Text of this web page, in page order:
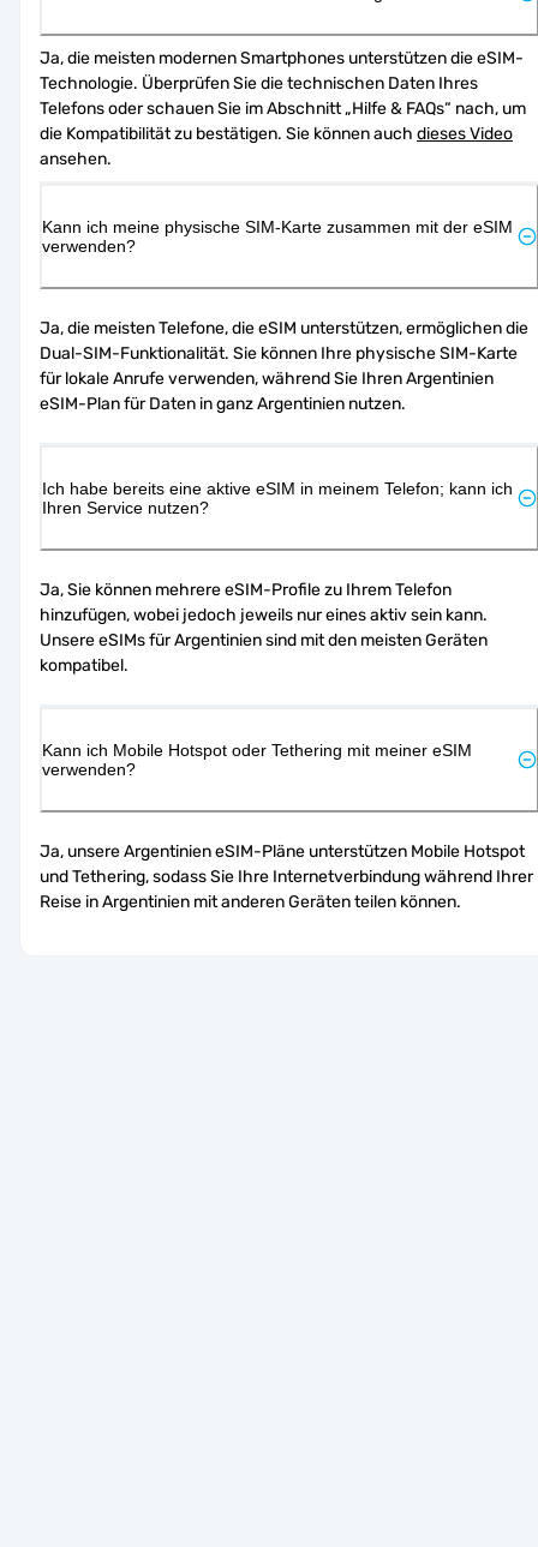
Ja, die meisten modernen Smartphones unterstützen die eSIM-
Technologie. Überprüfen Sie die technischen Daten Ihres
Telefons oder schauen Sie im Abschnitt „Hilfe & FAQs“ nach, um
die Kompatibilität zu bestätigen. Sie können auch dieses Video
ansehen.
Kann ich meine physische SIM-Karte zusammen mit der eSIM
verwenden?
Ja, die meisten Telefone, die eSIM unterstützen, ermöglichen die
Dual-SIM-Funktionalität. Sie können Ihre physische SIM-Karte
für lokale Anrufe verwenden, während Sie Ihren Argentinien
eSIM-Plan für Daten in ganz Argentinien nutzen.
Ich habe bereits eine aktive eSIM in meinem Telefon; kann ich
Ihren Service nutzen?
Ja, Sie können mehrere eSIM-Profile zu Ihrem Telefon
hinzufügen, wobei jedoch jeweils nur eines aktiv sein kann.
Unsere eSIMs für Argentinien sind mit den meisten Geräten
kompatibel.
Kann ich Mobile Hotspot oder Tethering mit meiner eSIM
verwenden?
Ja, unsere Argentinien eSIM-Pläne unterstützen Mobile Hotspot
und Tethering, sodass Sie Ihre Internetverbindung während Ihrer
Reise in Argentinien mit anderen Geräten teilen können.